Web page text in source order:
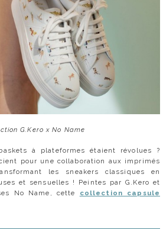
G.Kero x No Name
à plateformes étaient révolues ?
pour une collaboration aux imprimés
les sneakers classiques en
et sensuelles ! Peintes par G.Kero et
No Name, cette collection capsule